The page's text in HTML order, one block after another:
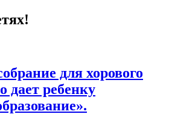
для хорового
дает ребенку